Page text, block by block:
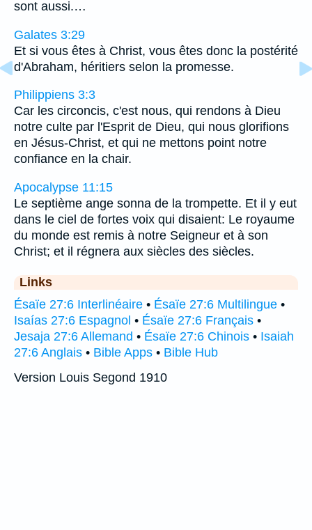
sont aussi.…
Galates 3:29
Et si vous êtes à Christ, vous êtes donc la postérité
d'Abraham, héritiers selon la promesse.
Philippiens 3:3
Car les circoncis, c'est nous, qui rendons à Dieu
notre culte par l'Esprit de Dieu, qui nous glorifions
en Jésus-Christ, et qui ne mettons point notre
confiance en la chair.
Apocalypse 11:15
Le septième ange sonna de la trompette. Et il y eut
dans le ciel de fortes voix qui disaient: Le royaume
du monde est remis à notre Seigneur et à son
Christ; et il régnera aux siècles des siècles.
Links
Ésaïe 27:6 Interlinéaire • Ésaïe 27:6 Multilingue •
Isaías 27:6 Espagnol • Ésaïe 27:6 Français •
Jesaja 27:6 Allemand • Ésaïe 27:6 Chinois • Isaiah
27:6 Anglais • Bible Apps • Bible Hub
Version Louis Segond 1910